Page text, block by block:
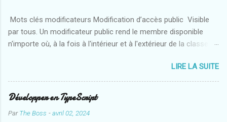
Mots clés modificateurs Modification d’accès public Visible
par tous. Un modificateur public rend le membre disponible
n'importe où, à la fois à l'intérieur et à l'extérieur de la classe.
modificateur protected indique que l'accès est limité à
l'intérieur de la classe conteneur ou des classent qui en
dérivent. private Visible uniquement à l'intérieur de la classe
donnée. Un modificateur private signifie que l'accès est
possible uniquement à partir de l'intérieur du type conteneur. En
LIRE LA SUITE
Développer en TypeScript
ParThe Boss -avril 02, 2024